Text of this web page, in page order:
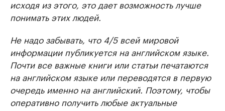
исходя из этого, это дает возможность лучше
понимать этих людей.
Не надо забывать, что 4/5 всей мировой
информации публикуется на английском языке.
Почти все важные книги или статьи печатаются
на английском языке или переводятся в первую
очередь именно на английский. Поэтому, чтобы
оперативно получить любые актуальные